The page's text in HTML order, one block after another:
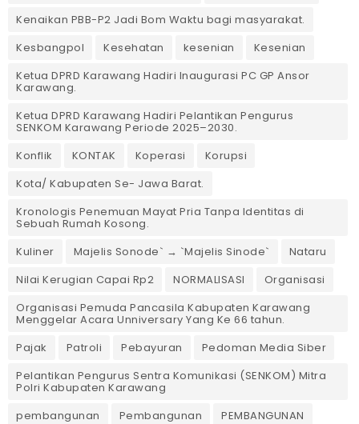
Kenaikan PBB-P2 Jadi Bom Waktu bagi masyarakat.
Kesbangpol
Kesehatan kesenian
Kesenian
Ketua DPRD Karawang Hadiri Inaugurasi PC GP Ansor
Karawang.
Ketua DPRD Karawang Hadiri Pelantikan Pengurus
SENKOM Karawang Periode 2025–2030. ‎
Konflik
KONTAK Koperasi
Korupsi
Kota/ Kabupaten Se- Jawa Barat.
Kronologis Penemuan Mayat Pria Tanpa Identitas di
Sebuah Rumah Kosong.
Kuliner
Majelis Sonode` → `Majelis Sinode`
Nataru
Nilai Kerugian Capai Rp2
NORMALISASI
Organisasi
Organisasi Pemuda Pancasila Kabupaten Karawang
Menggelar Acara Unniversary Yang Ke 66 tahun.
Pajak
Patroli Pebayuran
Pedoman Media Siber
Pelantikan Pengurus Sentra Komunikasi (SENKOM) Mitra
Polri Kabupaten Karawang
pembangunan
Pembangunan
PEMBANGUNAN